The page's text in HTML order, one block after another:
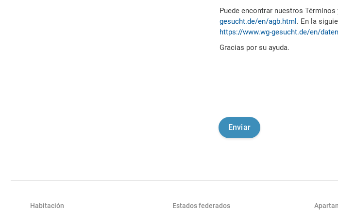
Puede encontrar nuestros
gesucht.de/en/agb.html . En la
https://www.wg-gesucht.de/en/
Gracias por su ayuda.
Habitación
Estados federados